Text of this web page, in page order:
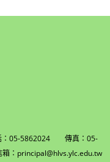
：05-5862024 傳真：05-
principal@hlvs.ylc.edu.tw